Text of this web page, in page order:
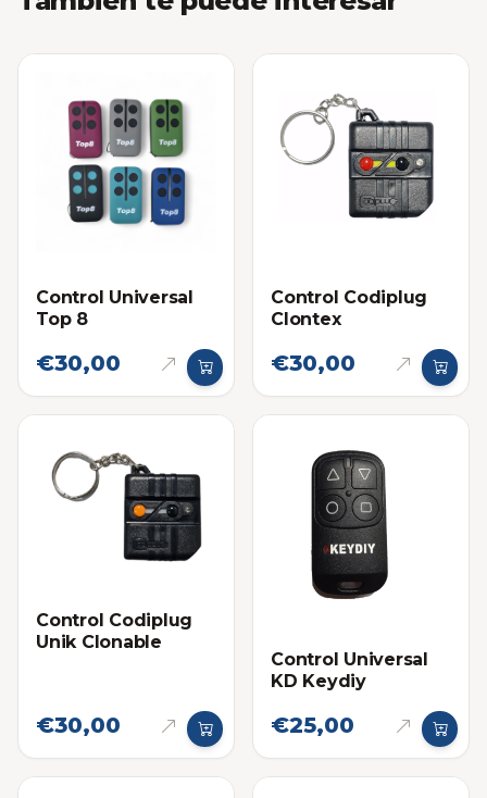
Control Universal
Top 8
€30,00
Control Codiplug
Clontex
€30,00
Control Codiplug
Unik Clonable
€30,00
Control Universal
KD Keydiy
€25,00